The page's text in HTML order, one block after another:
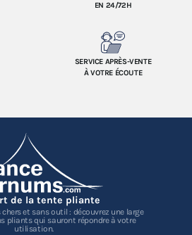
EN 24/72H
SERVICE APRÈS-VENTE
À VOTRE ÉCOUTE
de la tente pliante
et sans outil : découvrez une large
pliants qui sauront répondre à votre
utilisation.